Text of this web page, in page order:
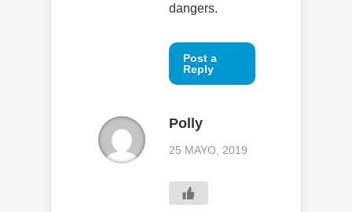
dangers.
Post a
Reply
Polly
25 MAYO, 2019